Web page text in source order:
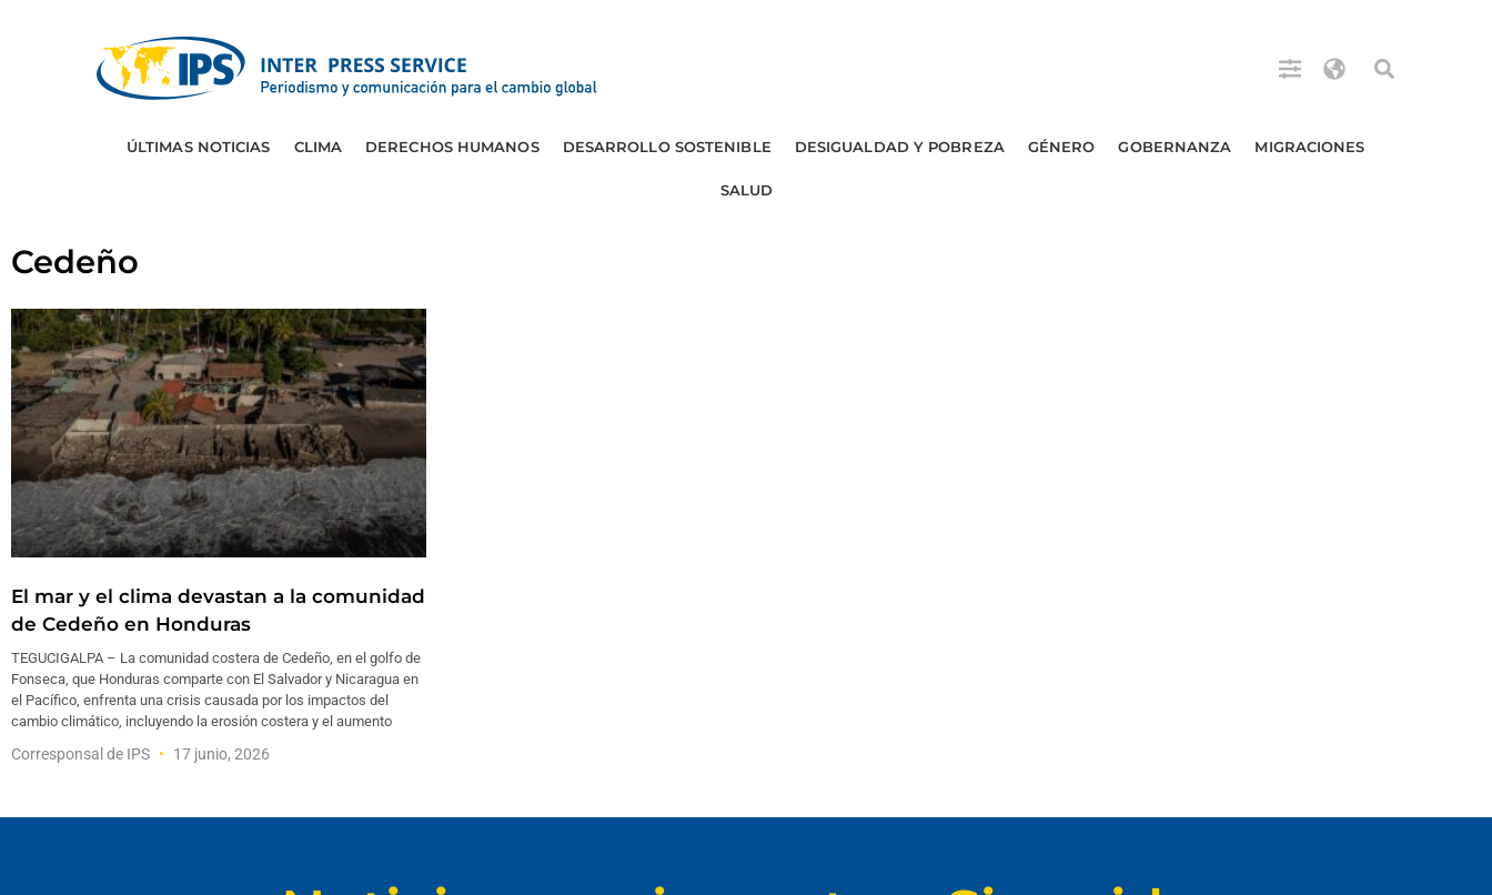
ÚLTIMAS NOTICIAS CLIMA DERECHOS HUMANOS DESARROLLO SOSTENIBLE DESIGUALDAD Y POBREZA GÉNERO GOBERNANZA MIGRACIONES
SALUD
Cedeño
El mar y el clima devastan a la comunidad
de Cedeño en Honduras
TEGUCIGALPA – La comunidad costera de Cedeño, en el golfo de
Fonseca, que Honduras comparte con El Salvador y Nicaragua en
el Pacífico, enfrenta una crisis causada por los impactos del
cambio climático, incluyendo la erosión costera y el aumento
Corresponsal de IPS 17 junio, 2026